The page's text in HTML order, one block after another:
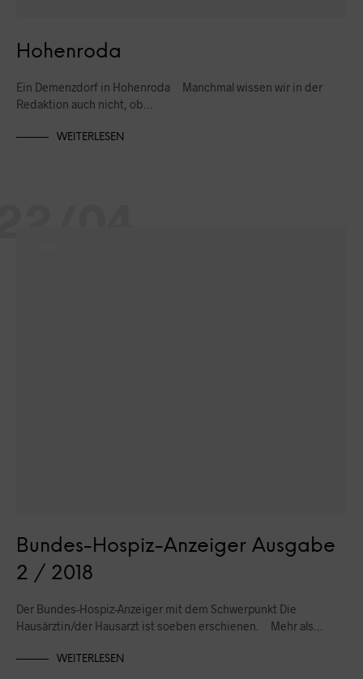
Hohenroda
Ein Demenzdorf in Hohenroda Manchmal wissen wir in der
Redaktion auch nicht, ob…
WEITERLESEN
Bundes-Hospiz-Anzeiger Ausgabe
2 / 2018
Der Bundes-Hospiz-Anzeiger mit dem Schwerpunkt Die
Hausärztin/der Hausarzt ist soeben erschienen. Mehr als…
WEITERLESEN